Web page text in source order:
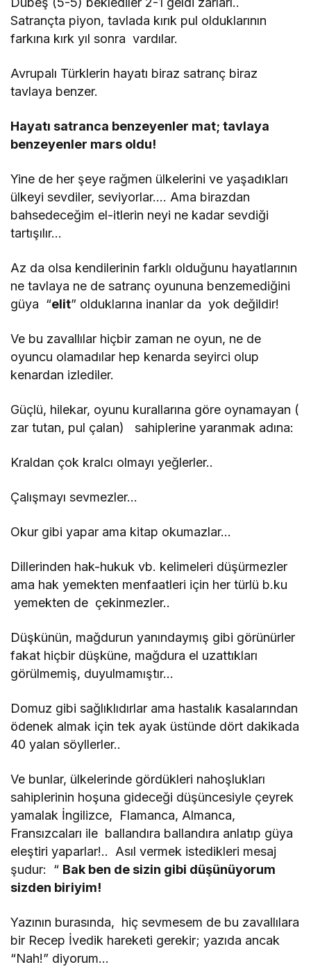
Satrançta piyon, tavlada kırık pul olduklarının
farkına kırk yıl sonra vardılar.
Avrupalı Türklerin hayatı biraz satranç biraz
tavlaya benzer.
Hayatı satranca benzeyenler mat; tavlaya
benzeyenler mars oldu!
Yine de her şeye rağmen ülkelerini ve yaşadıkları
ülkeyi sevdiler, seviyorlar…. Ama birazdan
bahsedeceğim el-itlerin neyi ne kadar sevdiği
tartışılır…
Az da olsa kendilerinin farklı olduğunu hayatlarının
ne tavlaya ne de satranç oyununa benzemediğini
güya “elit” olduklarına inanlar da yok değildir!
Ve bu zavallılar hiçbir zaman ne oyun, ne de
oyuncu olamadılar hep kenarda seyirci olup
kenardan izlediler.
Güçlü, hilekar, oyunu kurallarına göre oynamayan (
zar tutan, pul çalan) sahiplerine yaranmak adına:
Kraldan çok kralcı olmayı yeğlerler..
Çalışmayı sevmezler…
Okur gibi yapar ama kitap okumazlar…
Dillerinden hak-hukuk vb. kelimeleri düşürmezler
ama hak yemekten menfaatleri için her türlü b.ku
yemekten de çekinmezler..
Düşkünün, mağdurun yanındaymış gibi görünürler
fakat hiçbir düşküne, mağdura el uzattıkları
görülmemiş, duyulmamıştır…
Domuz gibi sağlıklıdırlar ama hastalık kasalarından
ödenek almak için tek ayak üstünde dört dakikada
40 yalan söyllerler..
Ve bunlar, ülkelerinde gördükleri nahoşlukları
sahiplerinin hoşuna gideceği düşüncesiyle çeyrek
yamalak İngilizce, Flamanca, Almanca,
Fransızcaları ile ballandıra ballandıra anlatıp güya
eleştiri yaparlar!.. Asıl vermek istedikleri mesaj
şudur: “ Bak ben de sizin gibi düşünüyorum
sizden biriyim!
Yazının burasında, hiç sevmesem de bu zavallılara
bir Recep İvedik hareketi gerekir; yazıda ancak
“Nah!” diyorum…